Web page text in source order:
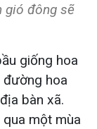
gió đông sẽ
giống hoa
đường hoa
bàn xã.
một mùa